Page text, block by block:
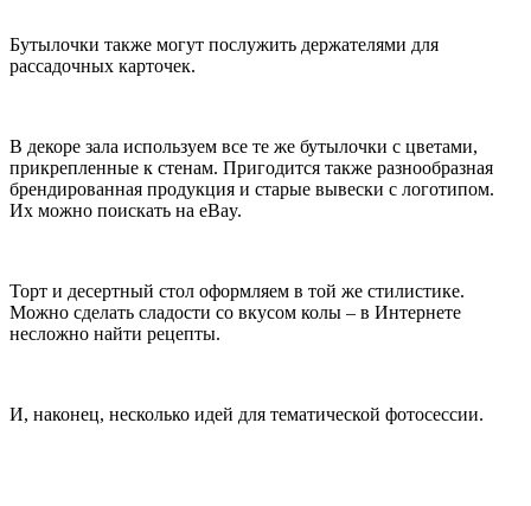
Бутылочки также могут послужить держателями для
рассадочных карточек.
В декоре зала используем все те же бутылочки с цветами,
прикрепленные к стенам. Пригодится также разнообразная
брендированная продукция и старые вывески с логотипом.
Их можно поискать на eBay.
Торт и десертный стол оформляем в той же стилистике.
Можно сделать сладости со вкусом колы – в Интернете
несложно найти рецепты.
И, наконец, несколько идей для тематической фотосессии.